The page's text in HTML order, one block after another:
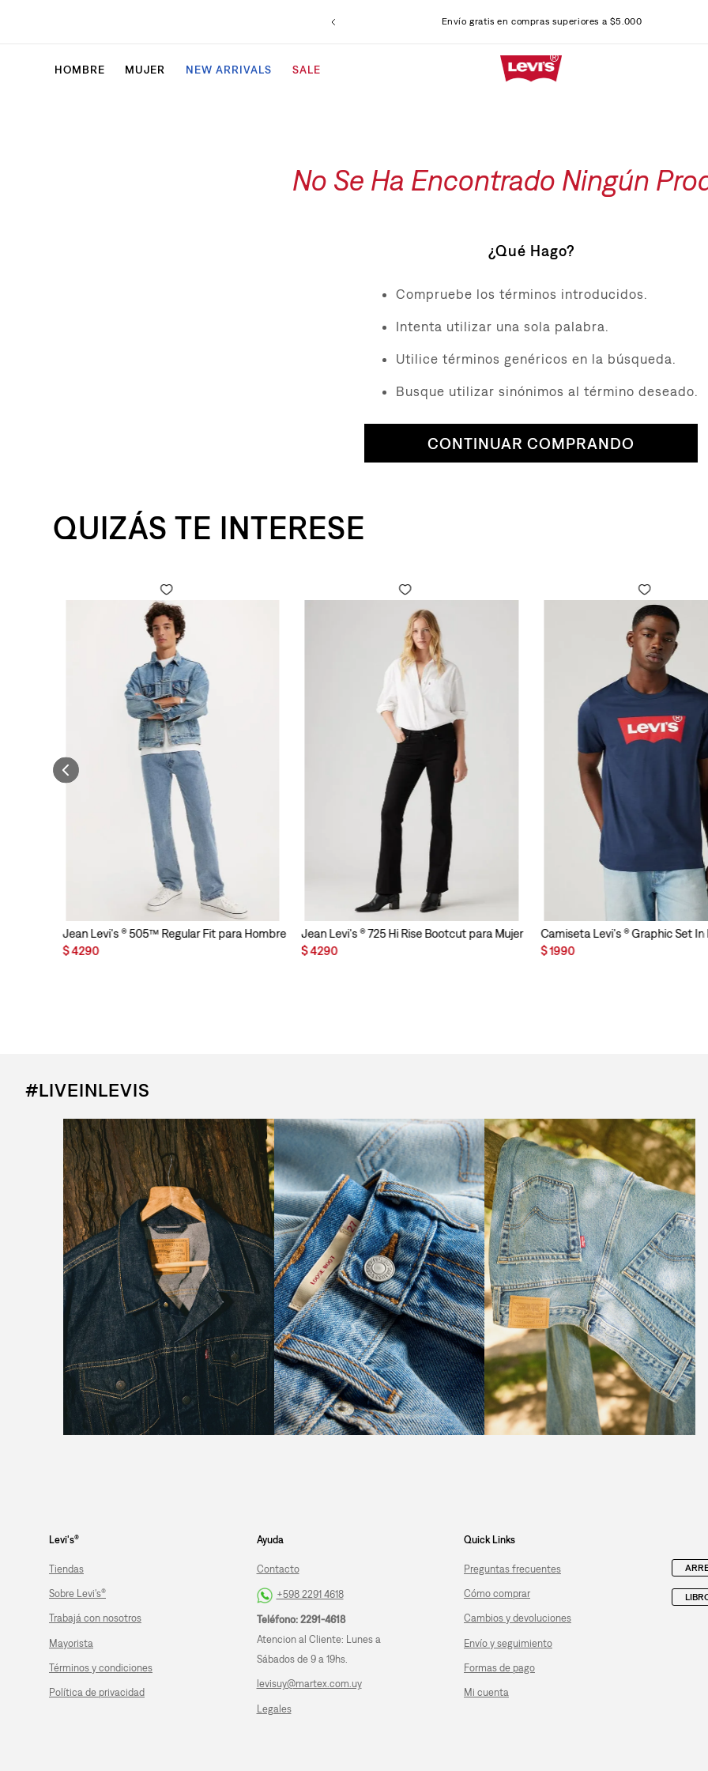
Envío gratis en compras superiores a $5.000
HOMBRE MUJER NEW ARRIVALS SALE
No Se Ha Encontrado Ningún
¿Qué Hago?
Compruebe los términos introducidos.
Intenta utilizar una sola palabra.
Utilice términos genéricos en la búsqueda.
Busque utilizar sinónimos al término deseado.
CONTINUAR COMPRANDO
QUIZÁS TE INTERESE
Jean Levi's ® 505™ Regular Fit para Hombre
$4290
Jean Levi's ® 725 Hi Rise Bootcut para Mujer
$4290
Camiseta Levi's ® Graphic Set
$1990
#LIVEINLEVIS
Levi's®
Tiendas
Sobre Levi's®
Trabajá con nosotros
Mayorista
Términos y condiciones
Política de privacidad
Ayuda
Contacto
+598 2291 4618
Teléfono: 2291-4618
Atencion al Cliente: Lunes a
Sábados de 9 a 19hs.
levisuy@martex.com.uy
Legales
Quick Links
Preguntas frecuentes
Cómo comprar
Cambios y devoluciones
Envío y seguimiento
Formas de pago
Mi cuenta